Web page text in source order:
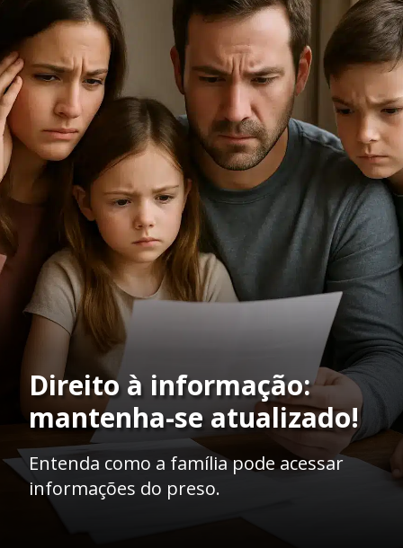
Direito à informação:
mantenha-se atualizado!
Entenda como a família pode acessar
informações do preso.